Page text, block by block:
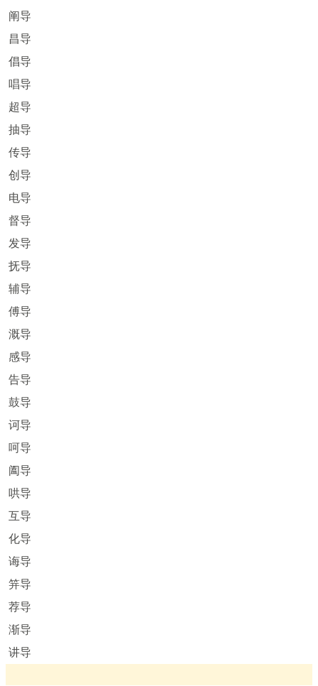
阐导
昌导
倡导
唱导
超导
抽导
传导
创导
电导
督导
发导
抚导
辅导
傅导
溉导
感导
告导
鼓导
诃导
呵导
阖导
哄导
互导
化导
诲导
笄导
荐导
渐导
讲导